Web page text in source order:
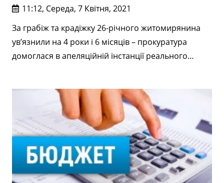
11:12, Середа, 7 Квітня, 2021
За грабіж та крадіжку 26-річного житомирянина
ув’язнили на 4 роки і 6 місяців – прокуратура
домоглася в апеляційній інстанції реального…